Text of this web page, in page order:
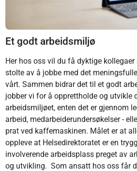
Et godt arbeidsmiljø
Her hos oss vil du få dyktige
stolte av å jobbe med det
vårt. Sammen bidrar det til et godt
jobber vi for å opprettholde og utvikle
arbeidsmiljøet, enten det er gjennom
arbeid, medarbeiderundersøkelser -
prat ved kaffemaskinen. Målet er at
oppleve at Helsedirektoratet er en
involverende arbeidsplass preget av
og utvikling. Som ansatt hos oss får